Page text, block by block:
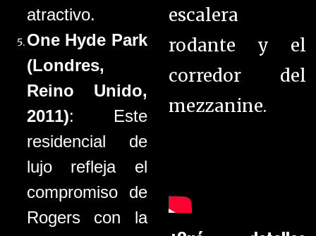
atractivo.
One Hyde Park
(Londres,
Reino Unido,
2011): Este
residencial de
lujo refleja el
compromiso de
Rogers con la
escalera
rodante y el
corredor del
mezzanine.